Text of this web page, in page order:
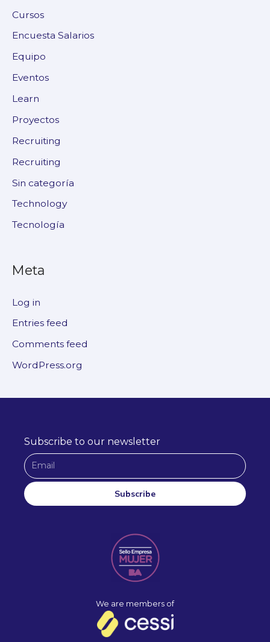
Cursos
Encuesta Salarios
Equipo
Eventos
Learn
Proyectos
Recruiting
Recruiting
Sin categoría
Technology
Tecnología
Meta
Log in
Entries feed
Comments feed
WordPress.org
Subscribe to our newsletter
E
m
a
i
Subscribe
e
r
n
t
i
We are members of